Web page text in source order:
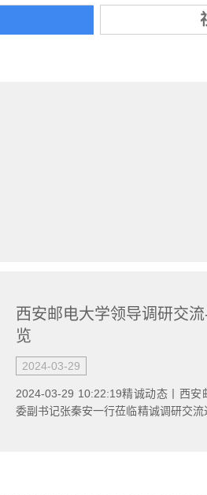
西安邮电大学领导调研交
览
2024-03-29
2024-03-29 10:22:19精诚动态丨西安
委副书记张秦安一行莅临精诚调研交流